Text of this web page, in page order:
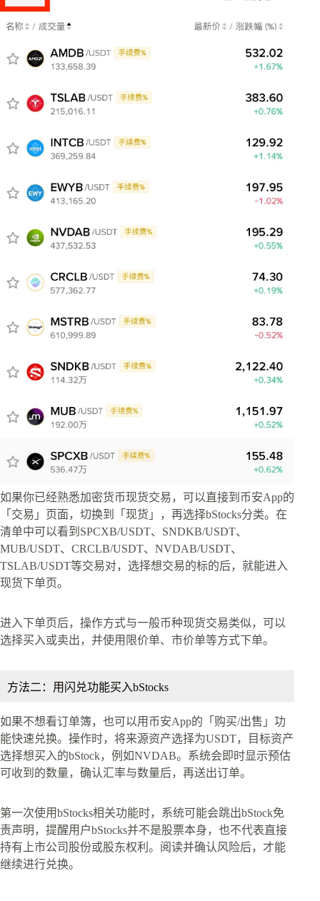
如果你已经熟悉加密货币现货交易，可以直接到币安App的
「交易」页面，切换到「现货」，再选择bStocks分类。在
清单中可以看到SPCXB/USDT、SNDKB/USDT、
MUB/USDT、CRCLB/USDT、NVDAB/USDT、
TSLAB/USDT等交易对，选择想交易的标的后，就能进入
现货下单页。
进入下单页后，操作方式与一般币种现货交易类似，可以
选择买入或卖出，并使用限价单、市价单等方式下单。
方法二：用闪兑功能买入bStocks
如果不想看订单簿，也可以用币安App的「购买/出售」功
能快速兑换。操作时，将来源资产选择为USDT，目标资产
选择想买入的bStock，例如NVDAB。系统会即时显示预估
可收到的数量，确认汇率与数量后，再送出订单。
第一次使用bStocks相关功能时，系统可能会跳出bStock免
责声明，提醒用户bStocks并不是股票本身，也不代表直接
持有上市公司股份或股东权利。阅读并确认风险后，才能
继续进行兑换。